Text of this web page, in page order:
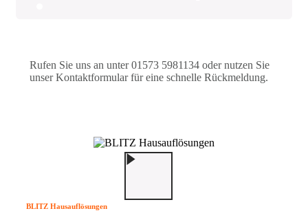
Rufen Sie uns an unter 01573 5981134 oder nutzen Sie
unser Kontaktformular für eine schnelle Rückmeldung.
BLITZ Hausauflösungen